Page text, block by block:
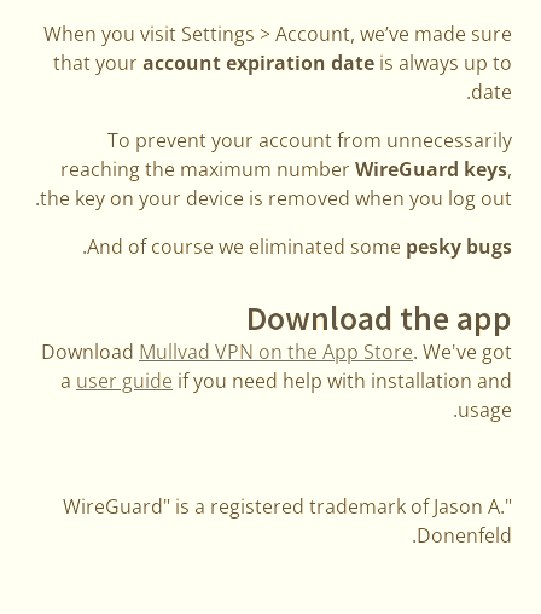
When you visit Settings > Account, we’ve made sure
that youraccount expiration date is always up to
date.
To prevent your account from unnecessarily
reaching the maximum numberWireGuard keys,
the key on your device is removed when you log out.
And of course we eliminated some pesky bugs
.
Download the app
Download Mullvad VPN on the App Store. We've got
a user guide if you need help with installation and
usage.
"WireGuard" is a registered trademark of Jason A.
Donenfeld.